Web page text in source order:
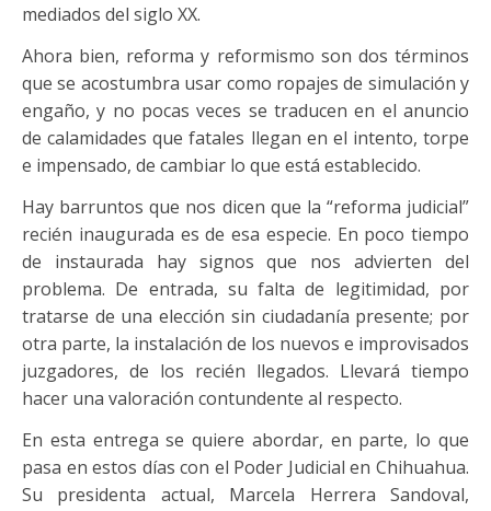
mediados del siglo XX.
Ahora bien, reforma y reformismo son dos términos
que se acostumbra usar como ropajes de simulación y
engaño, y no pocas veces se traducen en el anuncio
de calamidades que fatales llegan en el intento, torpe
e impensado, de cambiar lo que está establecido.
Hay barruntos que nos dicen que la “reforma judicial”
recién inaugurada es de esa especie. En poco tiempo
de instaurada hay signos que nos advierten del
problema. De entrada, su falta de legitimidad, por
tratarse de una elección sin ciudadanía presente; por
otra parte, la instalación de los nuevos e improvisados
juzgadores, de los recién llegados. Llevará tiempo
hacer una valoración contundente al respecto.
En esta entrega se quiere abordar, en parte, lo que
pasa en estos días con el Poder Judicial en Chihuahua.
Su presidenta actual, Marcela Herrera Sandoval,